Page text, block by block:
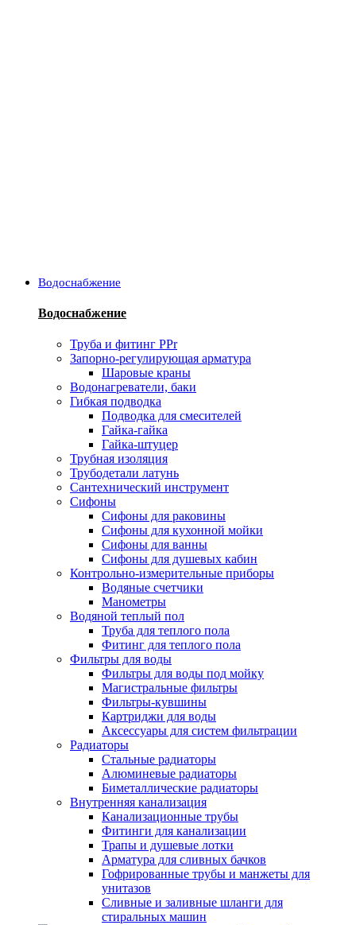
Водоснабжение
Водоснабжение
Труба и фитинг PPr
Запорно-регулирующая арматура
Шаровые краны
Водонагреватели, баки
Гибкая подводка
Подводка для смесителей
Гайка-гайка
Гайка-штуцер
Трубная изоляция
Трубодетали латунь
Сантехнический инструмент
Сифоны
Сифоны для раковины
Сифоны для кухонной мойки
Сифоны для ванны
Сифоны для душевых кабин
Контрольно-измерительные приборы
Водяные счетчики
Манометры
Водяной теплый пол
Труба для теплого пола
Фитинг для теплого пола
Фильтры для воды
Фильтры для воды под мойку
Магистральные фильтры
Фильтры-кувшины
Картриджи для воды
Аксессуары для систем фильтрации
Радиаторы
Стальные радиаторы
Алюминевые радиаторы
Биметаллические радиаторы
Внутренняя канализация
Канализационные трубы
Фитинги для канализации
Трапы и душевые лотки
Арматура для сливных бачков
Гофрированные трубы и манжеты для
унитазов
Сливные и заливные шланги для
стиральных машин